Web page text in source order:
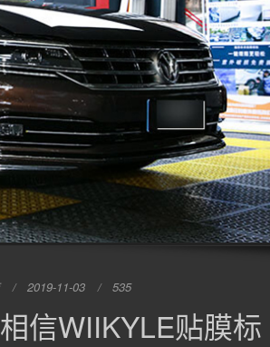
2019-11-03 535
信WIIKYLE贴膜标